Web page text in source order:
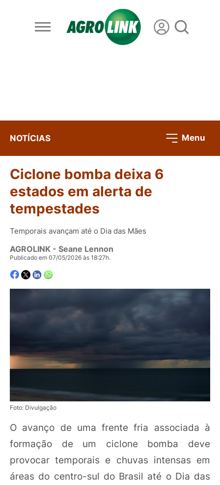
NOTÍCIAS Menu
Ciclone bomba deixa 6
estados em alerta de
tempestades
Temporais avançam até o Dia das Mães
AGROLINK - Seane Lennon
Publicado em 07/05/2026 às 18:27h.
Foto: Divulgação
O avanço de uma frente fria associada à
formação de um ciclone bomba deve
provocar temporais e chuvas intensas em
áreas do centro-sul do Brasil até o Dia das